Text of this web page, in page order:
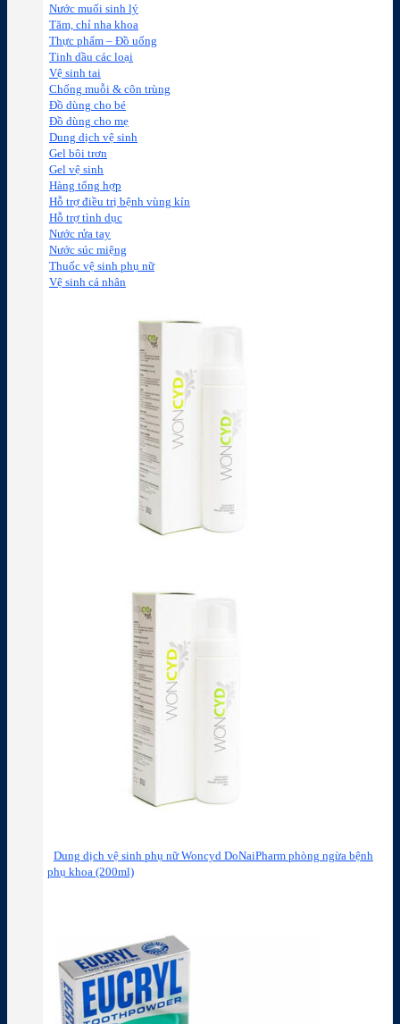
Nước muối sinh lý
Tăm, chỉ nha khoa
Thực phẩm – Đồ uống
Tinh dầu các loại
Vệ sinh tai
Chống muỗi & côn trùng
Đồ dùng cho bé
Đồ dùng cho mẹ
Dung dịch vệ sinh
Gel bôi trơn
Gel vệ sinh
Hàng tổng hợp
Hỗ trợ điều trị bệnh vùng kín
Hỗ trợ tình dục
Nước rửa tay
Nước súc miệng
Thuốc vệ sinh phụ nữ
Vệ sinh cá nhân
Dung dịch vệ sinh phụ nữ Woncyd DoNaiPharm phòng ngừa bệnh
phụ khoa (200ml)